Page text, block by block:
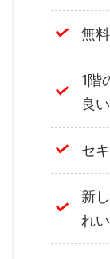
無
1階
良い
セ
新
れい